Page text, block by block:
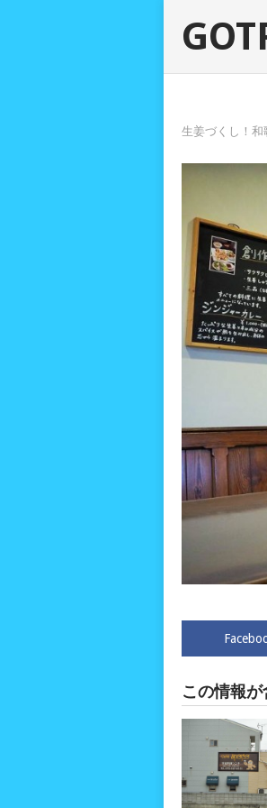
生姜づくし！
この情報